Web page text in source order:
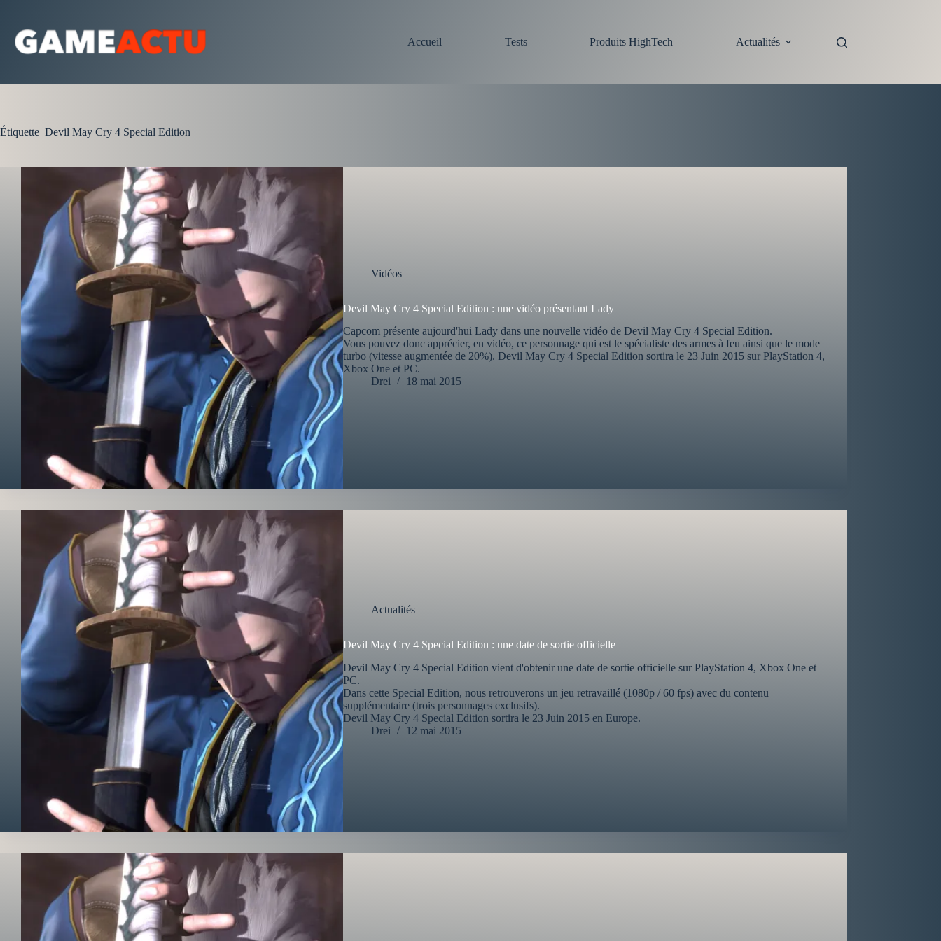
contenu
Accueil
Tests Produits HighTech Actualités
Étiquette Devil May Cry 4 Special Edition
Vidéos
Devil May Cry 4 Special Edition : une vidéo présentant Lady
Capcom présente aujourd'hui Lady dans une nouvelle vidéo de Devil May Cry 4 Special Edition.
Vous pouvez donc apprécier, en vidéo, ce personnage qui est le spécialiste des armes à feu ainsi que le mode
turbo (vitesse augmentée de 20%). Devil May Cry 4 Special Edition sortira le 23 Juin 2015 sur PlayStation 4,
Xbox One et PC.
Drei
18 mai 2015
Actualités
Devil May Cry 4 Special Edition : une date de sortie officielle
Devil May Cry 4 Special Edition vient d'obtenir une date de sortie officielle sur PlayStation 4, Xbox One et
PC.
Dans cette Special Edition, nous retrouverons un jeu retravaillé (1080p / 60 fps) avec du contenu
supplémentaire (trois personnages exclusifs).
Devil May Cry 4 Special Edition sortira le 23 Juin 2015 en Europe.
Drei
12 mai 2015